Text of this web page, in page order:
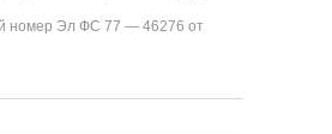
номер Эл ФС 77 — 46276 от